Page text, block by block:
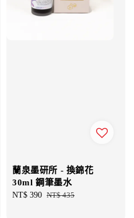
蘭泉墨研所 - 換錦花
30ml 鋼筆墨水
Sale
NT$ 390 Regular
NT$ 435